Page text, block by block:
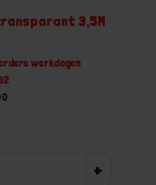
3,5M
werkdagen
+